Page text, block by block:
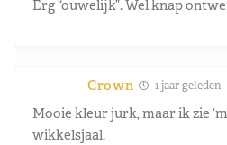
Erg “ouwelijk”. Wel knap
Crown 1 jaar geleden
Mooie kleur jurk, maar ik zie
wikkelsjaal.